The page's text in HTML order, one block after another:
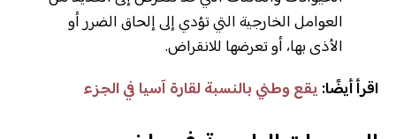
العوامل الخارجية التي تؤدي إلى إلحاق الضرر أو
الأذى بها، أو تعرضها للانقراض.
اقرأ أيضًا: يقع وطني بالنسبة لقارة آسيا في الجزء